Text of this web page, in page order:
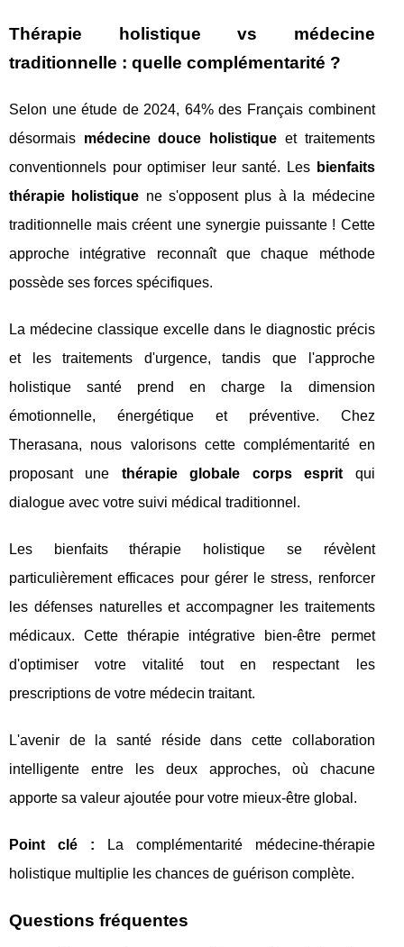
Thérapie holistique vs médecine
traditionnelle : quelle complémentarité ?
Selon une étude de 2024, 64% des Français combinent
désormais médecine douce holistique et traitements
conventionnels pour optimiser leur santé. Les bienfaits
thérapie holistique ne s'opposent plus à la médecine
traditionnelle mais créent une synergie puissante ! Cette
approche intégrative reconnaît que chaque méthode
possède ses forces spécifiques.
La médecine classique excelle dans le diagnostic précis
et les traitements d'urgence, tandis que l'approche
holistique santé prend en charge la dimension
émotionnelle, énergétique et préventive. Chez
Therasana, nous valorisons cette complémentarité en
proposant une thérapie globale corps esprit qui
dialogue avec votre suivi médical traditionnel.
Les bienfaits thérapie holistique se révèlent
particulièrement efficaces pour gérer le stress, renforcer
les défenses naturelles et accompagner les traitements
médicaux. Cette thérapie intégrative bien-être permet
d'optimiser votre vitalité tout en respectant les
prescriptions de votre médecin traitant.
L'avenir de la santé réside dans cette collaboration
intelligente entre les deux approches, où chacune
apporte sa valeur ajoutée pour votre mieux-être global.
Point clé : La complémentarité médecine-thérapie
holistique multiplie les chances de guérison complète.
Questions fréquentes